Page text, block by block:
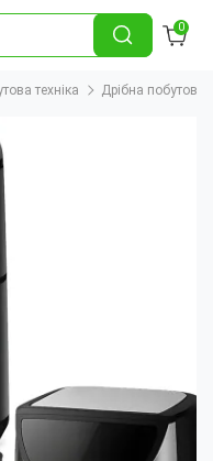
0
техніка Дрібна побутова